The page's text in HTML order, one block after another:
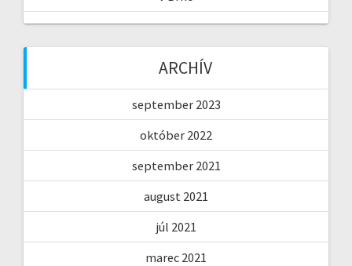
ARCHÍV
september 2023
október 2022
september 2021
august 2021
júl 2021
marec 2021